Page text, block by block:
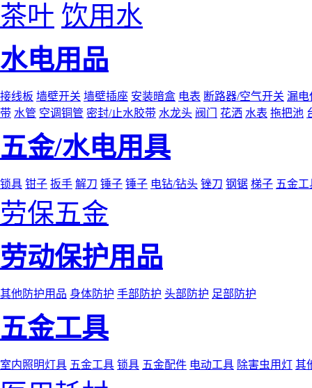
茶叶 饮用水
水电用品
接线板 墙壁开关 墙壁插座 安装暗盒 电表 断路器/空气开关 漏电
带 水管 空调铜管 密封/止水胶带 水龙头 阀门 花洒 水表 拖把池
五金/水电用具
锁具 钳子 扳手 解刀 锤子 锤子 电钻/钻头 锉刀 钢锯 梯子 五金
劳保五金
劳动保护用品
其他防护用品 身体防护 手部防护 头部防护 足部防护
五金工具
室内照明灯具 五金工具 锁具 五金配件 电动工具 除害虫用灯 其